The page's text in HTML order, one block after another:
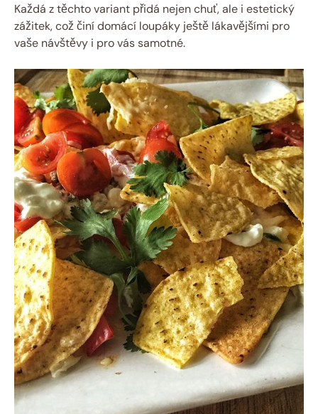
Každá z těchto variant přidá nejen chuť, ale i estetický
zážitek, což činí domácí loupáky ještě lákavějšími pro
vaše návštěvy i pro vás samotné.